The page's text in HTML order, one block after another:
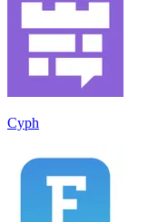
Cyph